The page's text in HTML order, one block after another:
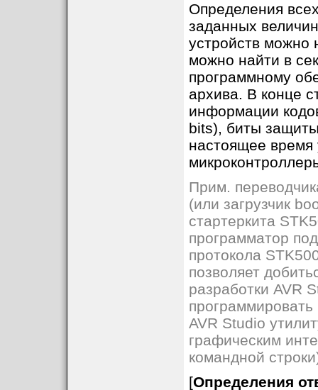
Определения
заданных
устройств
можно найти в
программному
архива. В конце
информации
bits), биты
настоящее время
Прим.
(или загрузчик
стартеркита
программатор
протокола
позволяет
разработки AVR
AVR Studio
графическим
командной
[Определения